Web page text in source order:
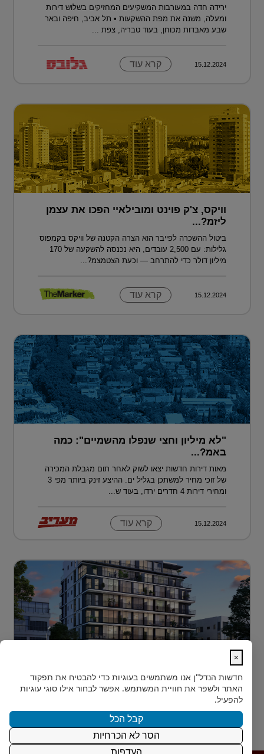
ירידה חדה במעורבות המשקיעים המחזיקים בשלוש דירות
ומעלה, משנה את מפת ההשקעות • תל אביב, חיפה ובאר
שבע מאבדות מכוחן, בעוד טבריה, צפת ...
15.12.2024 קרא עוד
וויקס, צ'ק פוינט ומובילאיי הפכו את עצמן
ליזמ?...
ביטול ההשכרה לפייבר הוא הצרה הקטנה של וויקס בקמפוס
גלילות: עם 2,500 עובדים, היא נכנסה להשקעה של 170
מיליון דולר כדי להתרחב — וכעת הצטמצמ?...
15.12.2024 קרא עוד
"לא מיליון וחצי שנפלו מהשמיים": כמה
באמ?...
מאות דירות חדשות יצאו לשוק לאחר תום מגבלת המכירה
של זוכי מחיר למשתכן בגליל ים. ההיצע זינק ביותר מפי 3
ומחירי דירות 4 חדרים ירדו, בעוד ש...
15.12.2024 קרא עוד
בלב הצפון-הישן של תל אביב, במרחק דקות הליכה ספורות
מהלוקיישנים האייקוניים ביותר בעיר, מציעה Rozio
SELECTED - מותג הי?...
15.12.2024 קרא עוד
×
חדשות הנדל"ן אנו משתמשים בעוגיות כדי להבטיח את תפקוד
האתר ולשפר את חוויית המשתמש. אפשר לבחור אילו סוגי עוגיות
להפעיל.
קבל הכל
הסר לא הכרחיות
העדפות